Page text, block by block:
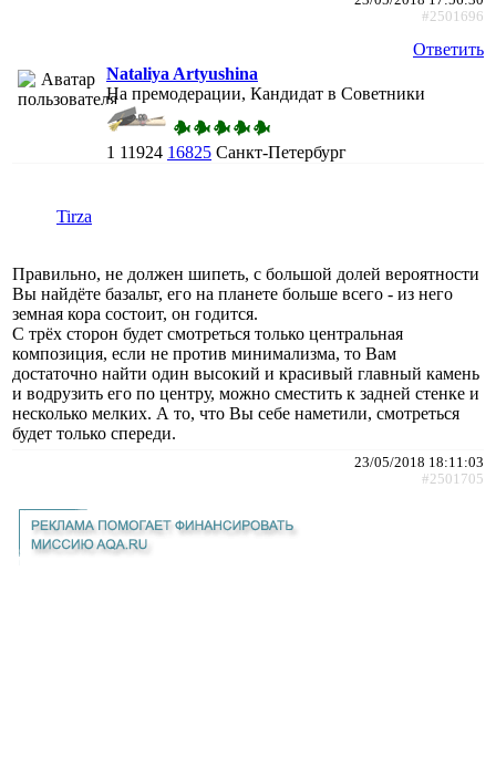
#2501696
Ответить
Nataliya Artyushina
На премодерации, Кандидат в Советники
1 11924 16825 Санкт-Петербург
Tirza
Правильно, не должен шипеть, с большой долей вероятности
Вы найдёте базальт, его на планете больше всего - из него
земная кора состоит, он годится.
С трёх сторон будет смотреться только центральная
композиция, если не против минимализма, то Вам
достаточно найти один высокий и красивый главный камень
и водрузить его по центру, можно сместить к задней стенке и
несколько мелких. А то, что Вы себе наметили, смотреться
будет только спереди.
23/05/2018 18:11:03
#2501705